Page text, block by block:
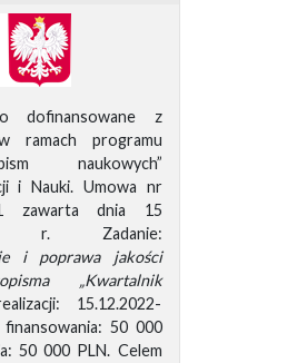
dofinansowane z
ramach programu
naukowych”
i Nauki. Umowa nr
1 zawarta dnia 15
r. Zadanie:
i poprawa jakości
„Kwartalnik
15.12.2022-
50 000
50 000 PLN. Celem